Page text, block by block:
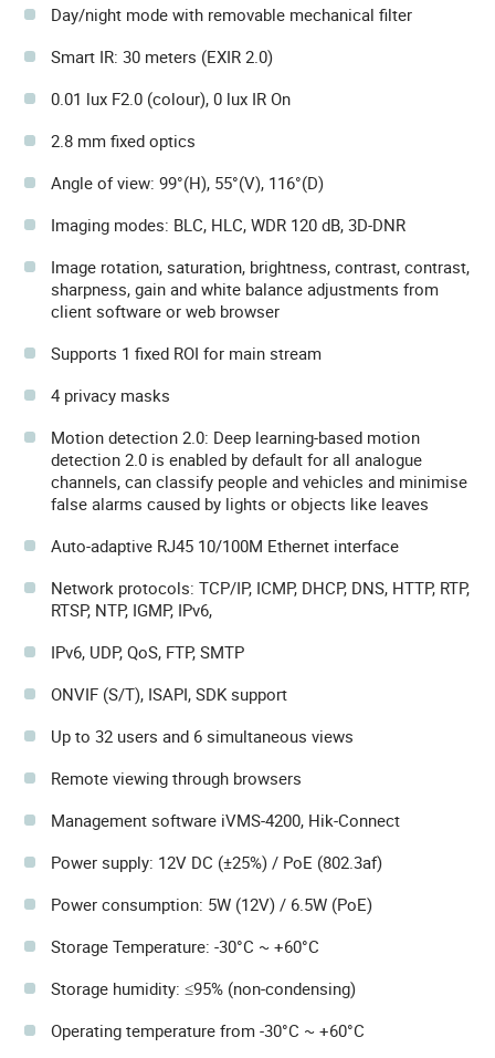
Day/night mode with removable mechanical filter
Smart IR: 30 meters (EXIR 2.0)
0.01 lux F2.0 (colour), 0 lux IR On
2.8 mm fixed optics
Angle of view: 99°(H), 55°(V), 116°(D)
Imaging modes: BLC, HLC, WDR 120 dB, 3D-DNR
Image rotation, saturation, brightness, contrast, contrast,
sharpness, gain and white balance adjustments from
client software or web browser
Supports 1 fixed ROI for main stream
4 privacy masks
Motion detection 2.0: Deep learning-based motion
detection 2.0 is enabled by default for all analogue
channels, can classify people and vehicles and minimise
false alarms caused by lights or objects like leaves
Auto-adaptive RJ45 10/100M Ethernet interface
Network protocols: TCP/IP, ICMP, DHCP, DNS, HTTP, RTP,
RTSP, NTP, IGMP, IPv6,
IPv6, UDP, QoS, FTP, SMTP
ONVIF (S/T), ISAPI, SDK support
Up to 32 users and 6 simultaneous views
Remote viewing through browsers
Management software iVMS-4200, Hik-Connect
Power supply: 12V DC (±25%) / PoE (802.3af)
Power consumption: 5W (12V) / 6.5W (PoE)
Storage Temperature: -30°C ~ +60°C
Storage humidity: ≤95% (non-condensing)
Operating temperature from -30°C ~ +60°C